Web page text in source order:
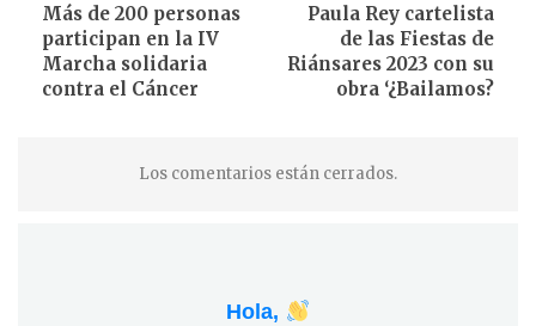
Más de 200 personas
participan en la IV
Marcha solidaria
contra el Cáncer
Paula Rey cartelista
de las Fiestas de
Riánsares 2023 con su
obra ‘¿Bailamos?
Los comentarios están cerrados.
Hola,